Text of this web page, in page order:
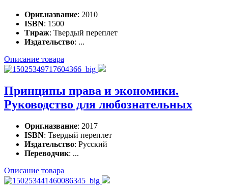
Ориг.название: 2010
ISBN: 1500
Тираж: Твердый переплет
Издательство: ...
Описание товара
Принципы права и экономики.
Руководство для любознательных
Ориг.название: 2017
ISBN: Твердый переплет
Издательство: Русский
Переводчик: ...
Описание товара